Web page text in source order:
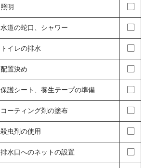
照明
水道の蛇口、シャワー
トイレの排水
配置決め
保護シート、養生テープの準備
コーティング剤の塗布
殺虫剤の使用
排水口へのネットの設置